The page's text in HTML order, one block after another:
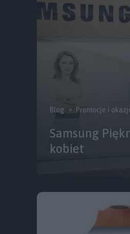
Blog Promocje i
Samsung
kobiet